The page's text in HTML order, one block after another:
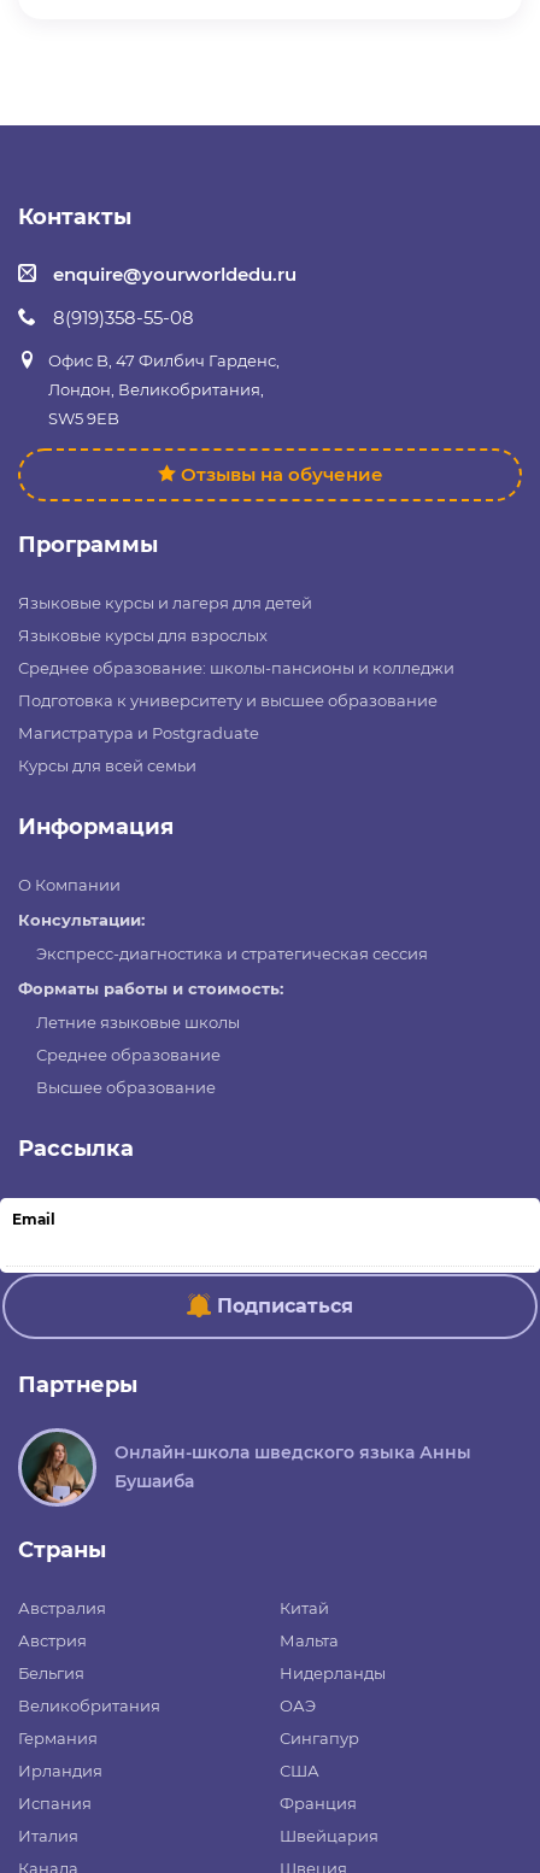
Контакты
enquire@yourworldedu.ru
8(919)358-55-08
Офис B, 47 Филбич Гарденс,
Лондон, Великобритания,
SW5 9EB
Отзывы на обучение
Программы
Языковые курсы и лагеря для детей
Языковые курсы для взрослых
Среднее образование: школы-пансионы и колледжи
Подготовка к университету и высшее образование
Магистратура и Postgraduate
Курсы для всей семьи
Информация
О Компании
Консультации:
Экспресс-диагностика и стратегическая сессия
Форматы работы и стоимость:
Летние языковые школы
Среднее образование
Высшее образование
Рассылка
Email
Подписаться
Партнеры
Онлайн-школа шведского языка Анны
Бушаиба
Страны
Австралия
Австрия
Бельгия
Великобритания
Германия
Ирландия
Испания
Италия
Канада
Китай
Мальта
Нидерланды
ОАЭ
Сингапур
США
Франция
Швейцария
Швеция